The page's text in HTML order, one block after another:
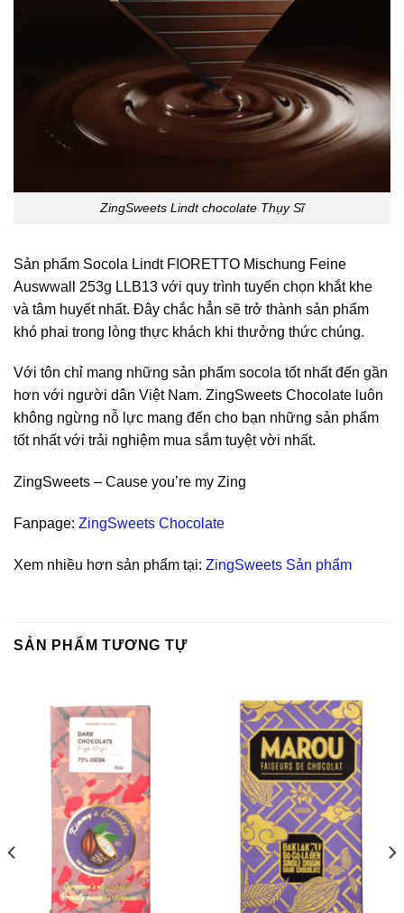
ZingSweets Lindt chocolate Thụy Sĩ
Sản phẩm Socola Lindt FIORETTO Mischung Feine
Auswwall 253g LLB13 với quy trình tuyển chọn khắt khe
và tâm huyết nhất. Đây chắc hẳn sẽ trở thành sản phẩm
khó phai trong lòng thực khách khi thưởng thức chúng.
Với tôn chỉ mang những sản phẩm socola tốt nhất đến gần
hơn với người dân Việt Nam. ZingSweets Chocolate luôn
không ngừng nỗ lực mang đến cho bạn những sản phẩm
tốt nhất với trải nghiệm mua sắm tuyệt vời nhất.
ZingSweets – Cause you’re my Zing
Fanpage: ZingSweets Chocolate
Xem nhiều hơn sản phẩm tại: ZingSweets Sản phẩm
SẢN PHẨM TƯƠNG TỰ